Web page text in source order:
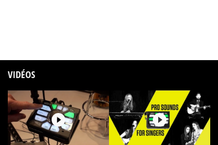
High-quality, low-noise mic preamp with 48V phantom
power support for condenser mics
USB connection to VoiceSupport, our free app for
firmware updates and preset management
Compatible with the TC-HeliconMP-75&MP-
76Modern Performance Vocal Microphones with Mic
VIDÉOS